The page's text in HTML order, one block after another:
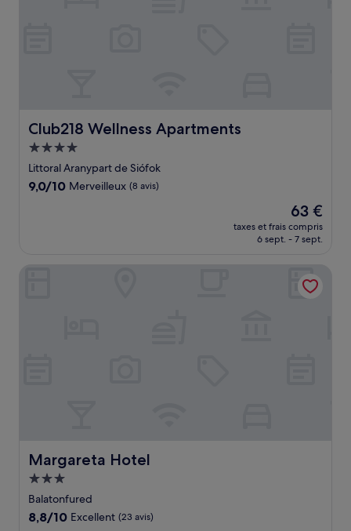
Club218 Wellness Apartments
Club218 Wellness Apartments
Hébergement
4.0 étoiles
Littoral Aranypart de Siófok
9.0
9,0/10 Merveilleux (8 avis)
Le
nouveau
prix
de
63 €
63 €
taxes et frais compris
6 sept. - 7 sept.
Margareta Hotel
Margareta Hotel
Hébergement
3.0 étoiles
Balatonfured
8.8
8,8/10 Excellent (23 avis)